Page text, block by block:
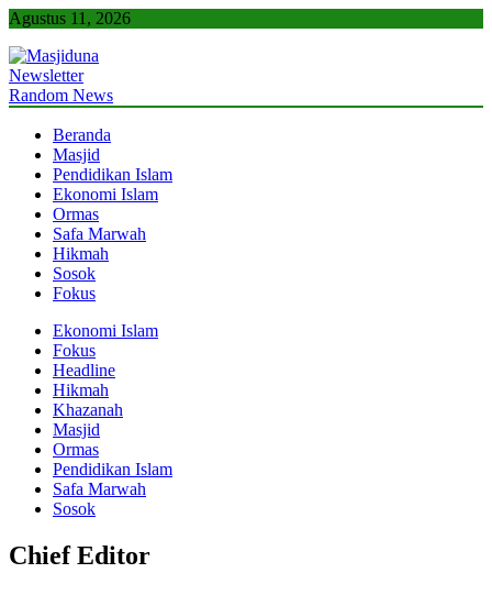
Skip
content
Agustus 11, 2026
Masjiduna
Referensi Berita Islam Indonesia
Newsletter
Random News
Beranda
Masjid
Pendidikan Islam
Ekonomi Islam
Ormas
Safa Marwah
Hikmah
Sosok
Fokus
Ekonomi Islam
Fokus
Headline
Hikmah
Khazanah
Masjid
Ormas
Pendidikan Islam
Safa Marwah
Sosok
Chief Editor